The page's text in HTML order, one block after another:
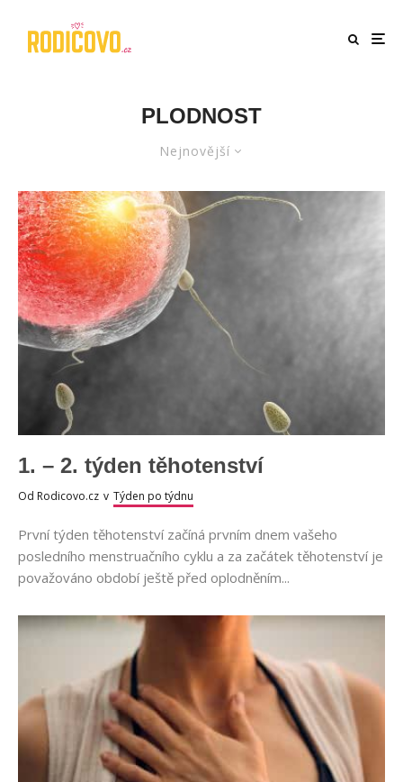
PLODNOST
Nejnovější
1. – 2. týden těhotenství
Od Rodicovo.cz v Týden po týdnu
První týden těhotenství začíná prvním dnem vašeho
posledního menstruačního cyklu a za začátek těhotenství je
považováno období ještě před oplodněním...